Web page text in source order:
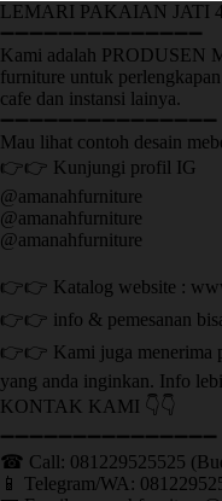
LEMARI PAKAIAN JATI
➖➖➖➖➖➖➖➖➖➖➖➖➖➖
Kami adalah PRODUSEN
furniture untuk
cafe dan instansi lainya.
➖➖➖➖➖➖➖➖➖➖➖➖➖➖➖
Mau lihat contoh desain
👉👉 Kunjungi profil IG
@amanahfurniture
@amanahfurniture
@amanahfurniture
👉👉 Katalog website :
👉👉 info & pemesanan
👉👉 Kami juga menerima
yang anda inginkan. Info
KONTAK KAMI 👇👇
➖➖➖➖➖➖➖➖➖➖➖➖➖➖➖ ㅤ
☎ Call: 081229525525
📱 Telegram/WA: